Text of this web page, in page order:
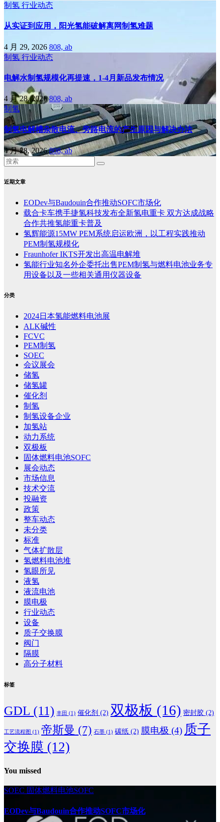
制氢 行业动态
从实证到应用，阳光氢能破解离网制氢难题
4 月 29, 2026 808, ab
制氢 行业动态
电解水制氢规模化再提速，1-4月新品发布情况
4 月 28, 2026808, ab
制氢
制氢电解槽杂散电流、旁路电流的产生原因与解决办法
4 月 28, 2026808, ab
近期文章
EODev与Baudouin合作推动SOFC市场化
载合卡车携手捷氢科技发布全新氢电重卡 双方达成战略
合作共推氢能重卡普及
氢辉能源15MW PEM系统启运欧洲，以工程实践推动
PEM制氢规模化
Fraunhofer IKTS开发出高温电解堆
氢能行业知名外企委托出售PEM制氢与燃料电池业务专
用设备以及一些相关通用仪器设备
分类
2024日本氢能燃料电池展
ALK碱性
FCVC
PEM制氢
SOEC
会议展会
储氢
储氢罐
催化剂
制氢
制氢设备企业
加氢站
动力系统
双极板
固体燃料电池SOFC
展会动态
市场信息
技术交流
投融资
政策
整车动态
未分类
标准
气体扩散层
氢燃料电池堆
氢眼所见
液氢
液流电池
膜电极
行业动态
设备
质子交换膜
阀门
隔膜
高分子材料
标签
GDL (11) 丰田 (1) 催化剂 (2) 双极板 (16) 密封胶 (2)
工艺流程图 (1) 帝斯曼 (7) 石墨 (1) 碳纸 (2) 膜电极 (4) 质子
交换膜 (12)
You missed
SOEC 固体燃料电池SOFC
EODev与Baudouin合作推动SOFC市场化